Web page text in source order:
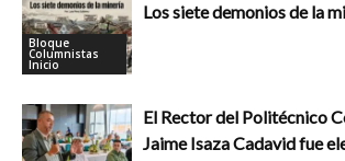
Bloque
Columnistas
Inicio
Los siete demonios de la
El Rector del Politécnico
Jaime Isaza Cadavid fue